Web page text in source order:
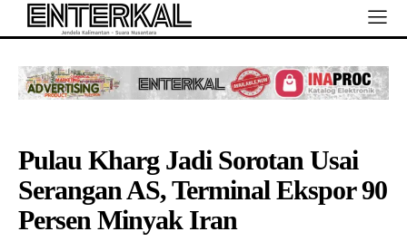
Pulau Kharg Jadi Sorotan Usai
Serangan AS, Terminal Ekspor 90
Persen Minyak Iran